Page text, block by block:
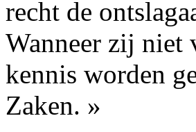
recht de
Wanneer zij niet
kennis worden
Zaken. »